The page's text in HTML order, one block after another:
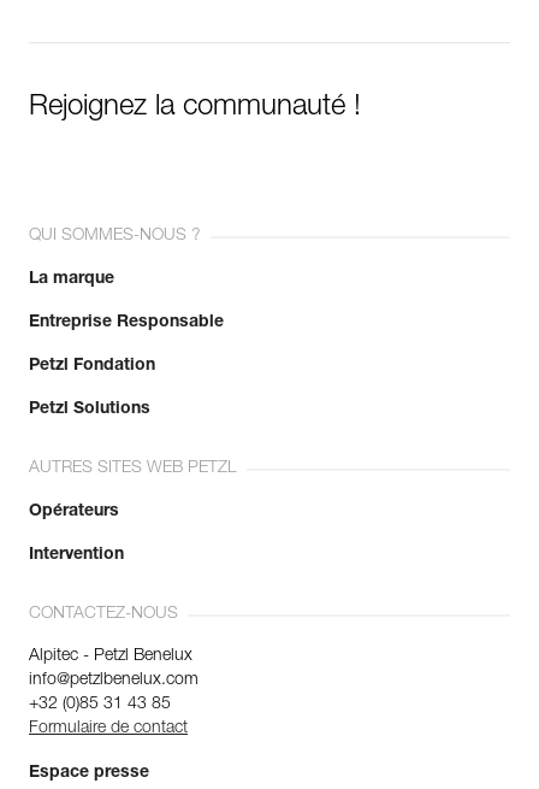
Rejoignez la communauté !
QUI SOMMES-NOUS ?
La marque
Entreprise Responsable
Petzl Fondation
Petzl Solutions
AUTRES SITES WEB PETZL
Opérateurs
Intervention
CONTACTEZ-NOUS
Alpitec - Petzl Benelux
info@petzlbenelux.com
+32 (0)85 31 43 85
Formulaire de contact
Espace presse